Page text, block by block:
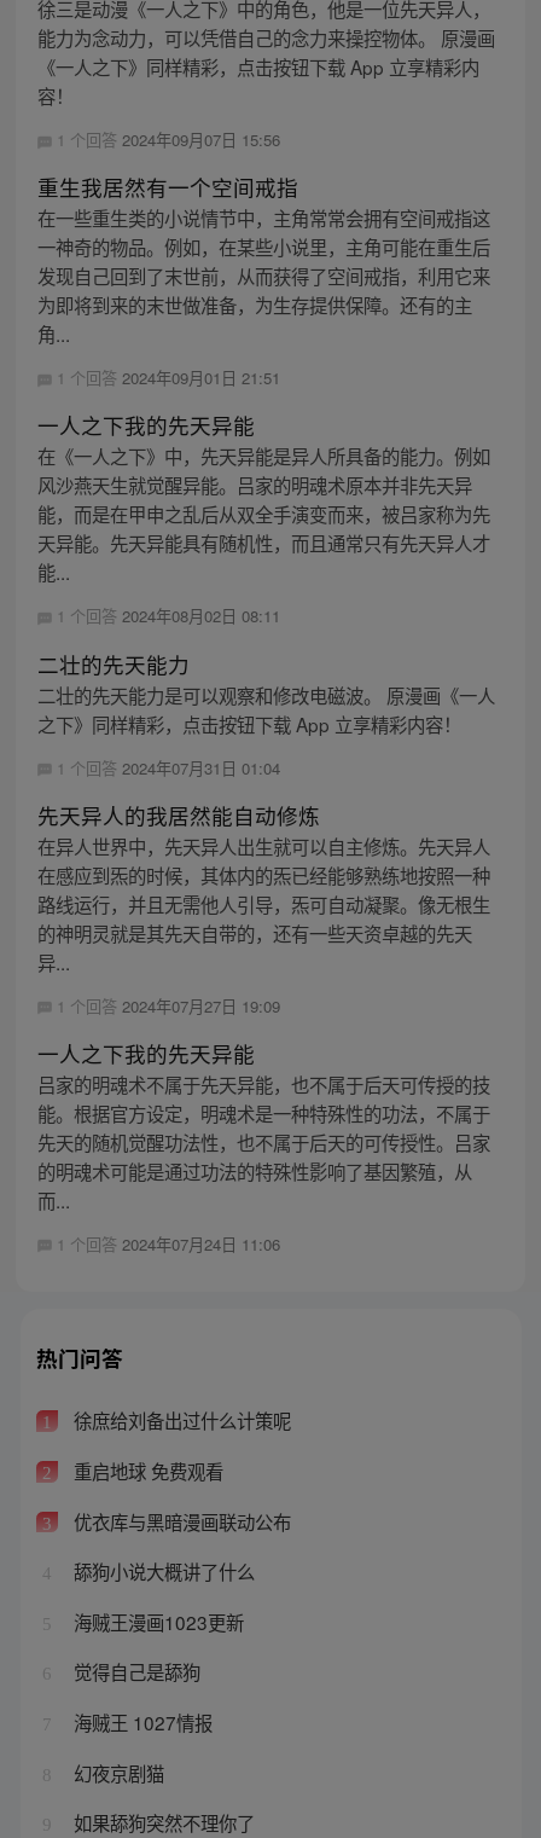
徐三是动漫《一人之下》中的角色，他是一位先天异人，
能力为念动力，可以凭借自己的念力来操控物体。 原漫画
《一人之下》同样精彩，点击按钮下载 App 立享精彩内
容！
1 个回答 2024年09月07日 15:56
重生我居然有一个空间戒指
在一些重生类的小说情节中，主角常常会拥有空间戒指这
一神奇的物品。例如，在某些小说里，主角可能在重生后
发现自己回到了末世前，从而获得了空间戒指，利用它来
为即将到来的末世做准备，为生存提供保障。还有的主
角...
1 个回答 2024年09月01日 21:51
一人之下我的先天异能
在《一人之下》中，先天异能是异人所具备的能力。例如
风沙燕天生就觉醒异能。吕家的明魂术原本并非先天异
能，而是在甲申之乱后从双全手演变而来，被吕家称为先
天异能。先天异能具有随机性，而且通常只有先天异人才
能...
1 个回答 2024年08月02日 08:11
二壮的先天能力
二壮的先天能力是可以观察和修改电磁波。 原漫画《一人
之下》同样精彩，点击按钮下载 App 立享精彩内容！
1 个回答 2024年07月31日 01:04
先天异人的我居然能自动修炼
在异人世界中，先天异人出生就可以自主修炼。先天异人
在感应到炁的时候，其体内的炁已经能够熟练地按照一种
路线运行，并且无需他人引导，炁可自动凝聚。像无根生
的神明灵就是其先天自带的，还有一些天资卓越的先天
异...
1 个回答 2024年07月27日 19:09
一人之下我的先天异能
吕家的明魂术不属于先天异能，也不属于后天可传授的技
能。根据官方设定，明魂术是一种特殊性的功法，不属于
先天的随机觉醒功法性，也不属于后天的可传授性。吕家
的明魂术可能是通过功法的特殊性影响了基因繁殖，从
而...
1 个回答 2024年07月24日 11:06
热门问答
1 徐庶给刘备出过什么计策呢
2 重启地球 免费观看
3 优衣库与黑暗漫画联动公布
4 舔狗小说大概讲了什么
5 海贼王漫画1023更新
6 觉得自己是舔狗
7 海贼王 1027情报
8 幻夜京剧猫
9 如果舔狗突然不理你了